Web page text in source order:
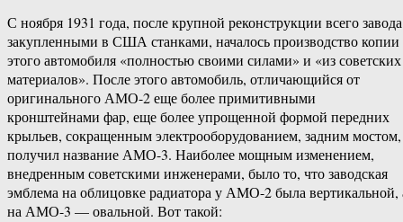
С ноября 1931 года, после крупной реконструкции всего завода
закупленными в США станками, началось производство копии
этого автомобиля «полностью своими силами» и «из советских
материалов». После этого автомобиль, отличающийся от
оригинального АМО-2 еще более примитивными
кронштейнами фар, еще более упрощенной формой передних
крыльев, сокращенным электрооборудованием, задним мостом,
получил название АМО-3. Наиболее мощным изменением,
внедренным советскими инженерами, было то, что заводская
эмблема на облицовке радиатора у АМО-2 была вертикальной,
на АМО-3 — овальной. Вот такой: